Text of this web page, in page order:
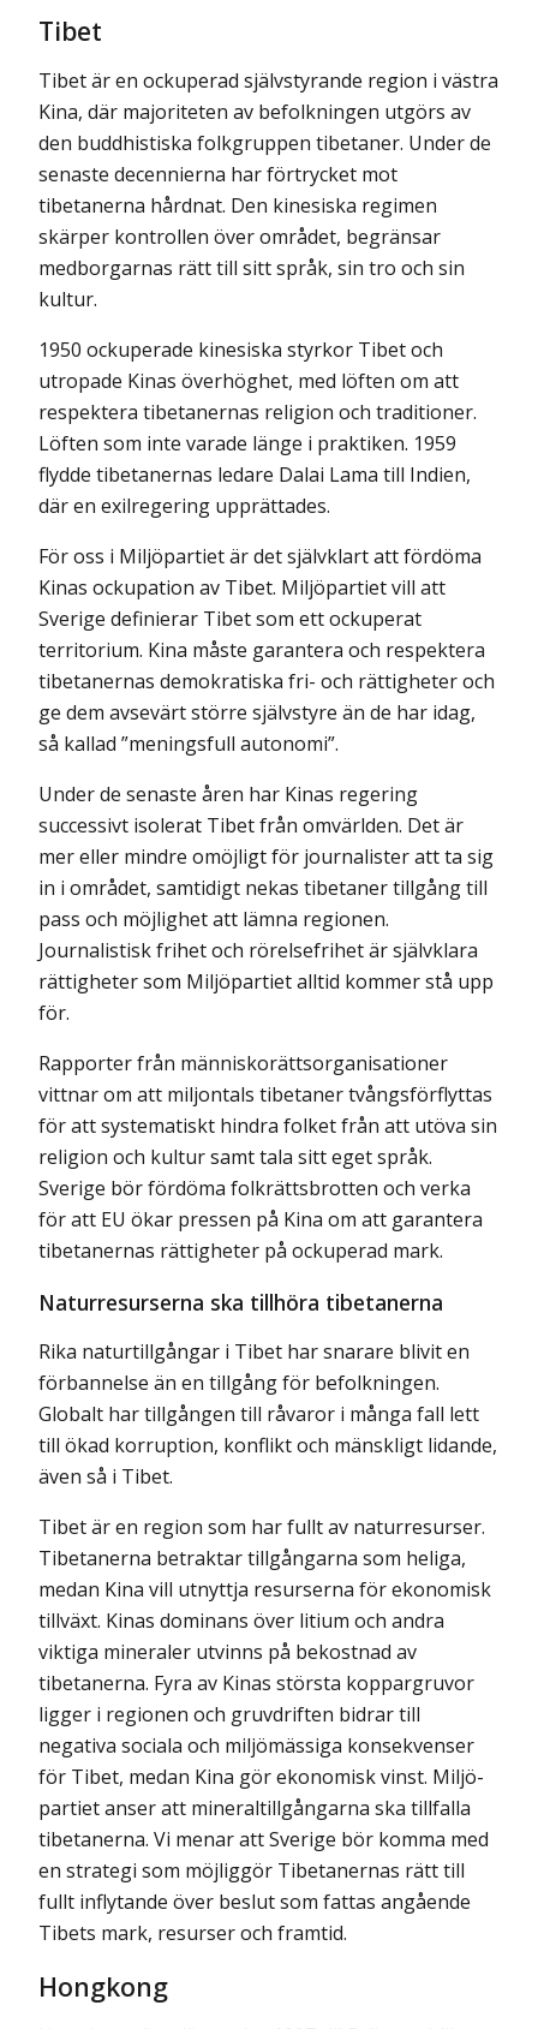
Tibet
Tibet är en ockuperad självstyrande region i västra
Kina, där majoriteten av befolkningen utgörs av
den buddhistiska folkgruppen tibetaner. Under de
senaste decennierna har förtrycket mot
tibetanerna hårdnat. Den kinesiska regimen
skärper kontrollen över området, begränsar
medborgarnas rätt till sitt språk, sin tro och sin
kultur.
1950 ockuperade kinesiska styrkor Tibet och
utropade Kinas överhöghet, med löften om att
respektera tibetanernas religion och traditioner.
Löften som inte varade länge i praktiken. 1959
flydde tibetanernas ledare Dalai Lama till Indien,
där en exilregering upprättades.
För oss i Miljöpartiet är det självklart att fördöma
Kinas ockupation av Tibet. Miljöpartiet vill att
Sverige definierar Tibet som ett ockuperat
territorium. Kina måste garantera och respektera
tibetanernas demokratiska fri- och rättigheter och
ge dem avsevärt större självstyre än de har idag,
så kallad ”meningsfull autonomi”.
Under de senaste åren har Kinas regering
successivt isolerat Tibet från omvärlden. Det är
mer eller mindre omöjligt för journalister att ta sig
in i området, samtidigt nekas tibetaner tillgång till
pass och möjlighet att lämna regionen.
Journalistisk frihet och rörelsefrihet är självklara
rättigheter som Miljöpartiet alltid kommer stå upp
för.
Rapporter från människorättsorganisationer
vittnar om att miljontals tibetaner tvångsförflyttas
för att systematiskt hindra folket från att utöva sin
religion och kultur samt tala sitt eget språk.
Sverige bör fördöma folkrättsbrotten och verka
för att EU ökar pressen på Kina om att garantera
tibetanernas rättigheter på ockuperad mark.
Naturresurserna ska tillhöra tibetanerna
Rika naturtillgångar i Tibet har snarare blivit en
förbannelse än en tillgång för befolkningen.
Globalt har tillgången till råvaror i många fall lett
till ökad korruption, konflikt och mänskligt lidande,
även så i Tibet.
Tibet är en region som har fullt av naturresurser.
Tibetanerna betraktar tillgångarna som heliga,
medan Kina vill utnyttja resurserna för ekonomisk
tillväxt. Kinas dominans över litium och andra
viktiga mineraler utvinns på bekostnad av
tibetanerna. Fyra av Kinas största koppargruvor
ligger i regionen och gruvdriften bidrar till
negativa sociala och miljömässiga konsekvenser
för Tibet, medan Kina gör ekonomisk vinst. Miljö­
partiet anser att mineraltillgångarna ska tillfalla
tibetanerna. Vi menar att Sverige bör komma med
en strategi som möjliggör Tibetanernas rätt till
fullt inflytande över beslut som fattas angående
Tibets mark, resurser och framtid.
Hongkong